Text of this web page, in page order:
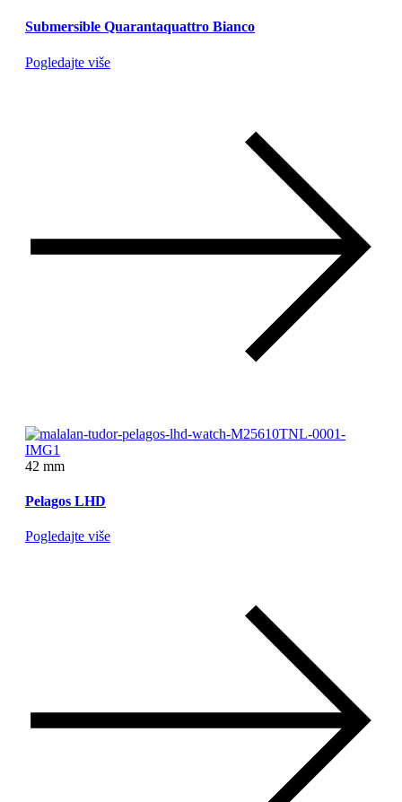
Submersible Quarantaquattro Bianco
Pogledajte više
42 mm
Pelagos LHD
Pogledajte više